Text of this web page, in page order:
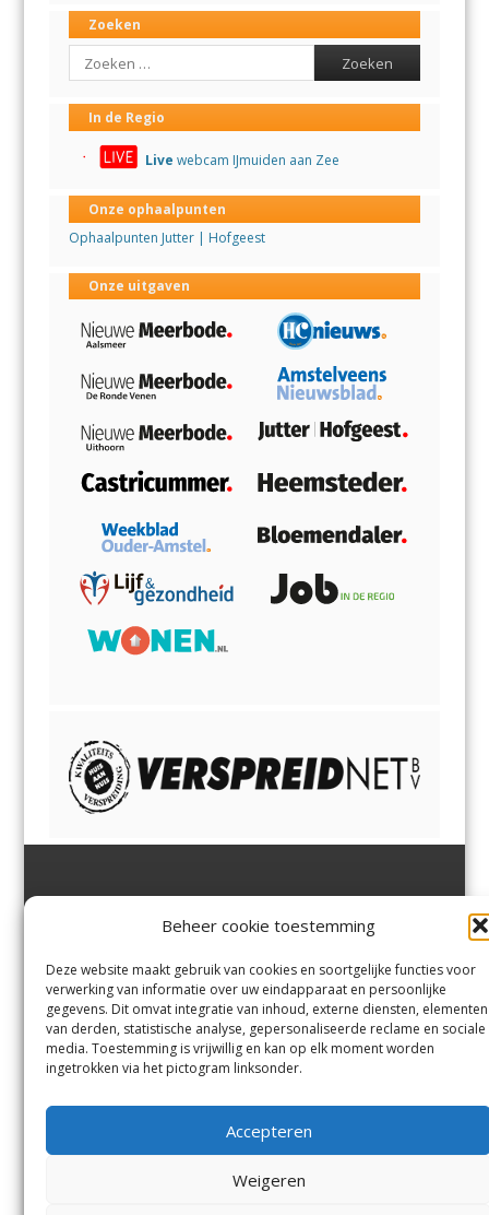
Beheer cookie toestemming
Deze website maakt gebruik van cookies en soortgelijke functies voor
verwerking van informatie over uw eindapparaat en persoonlijke
gegevens. Dit omvat integratie van inhoud, externe diensten, elementen
van derden, statistische analyse, gepersonaliseerde reclame en sociale
media. Toestemming is vrijwillig en kan op elk moment worden
ingetrokken via het pictogram linksonder.
Accepteren
Weigeren
Zoeken
Search
In de Regio
Live webcam IJmuiden aan Zee
Onze ophaalpunten
Ophaalpunten Jutter | Hofgeest
Onze uitgaven
Margadantstraat 34
0255-533900
info@jutter.nlofinfo@hofgee
st.nl
Velserbroek,Velsen-Zuid,
Zuid,Driehuisen
Spaarnwoude.
Contact
Andere uitgaven
Voorwaarden